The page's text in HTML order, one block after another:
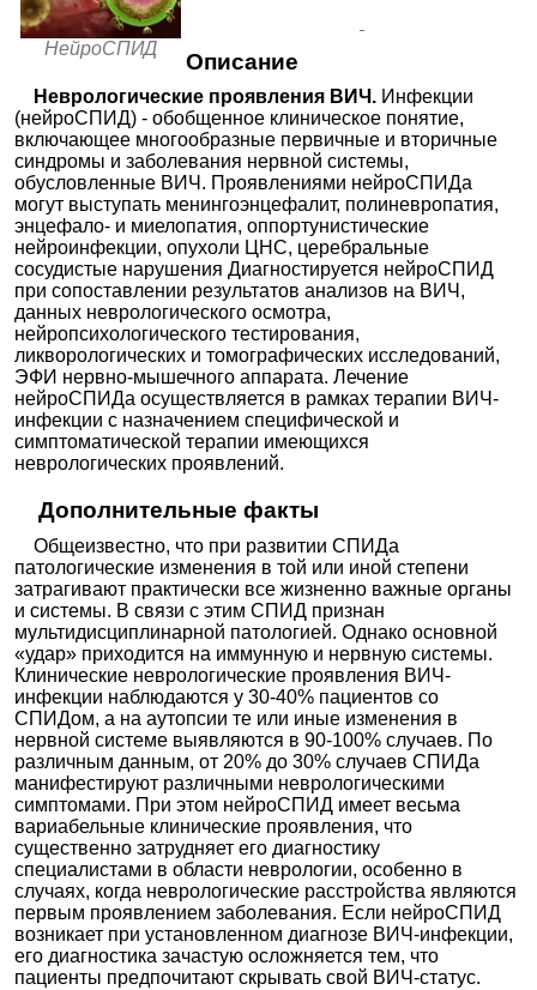
МЦ Звезда на
Чистопольской
Казань, ул. Чистопольская, д. 38
МЦ Yourmed в
Красногорске
Серпухов, ул. Авангардная, д. 3
+7(495..показать
от
12420₽
МЦ Аперто на Титова
Новосибирск, ул. Титова, д. 29/1
+7(383..показать
от
Запись
Клиника доктора
Бандуриной на
Измайловском б-ре
Москва, Измайловский б-р, д.
60/10
+7(499..показать
14450₽
Ещё 3278 клиник
НейроСПИД
Описание
Неврологические проявления ВИЧ. Инфекции
(нейроСПИД) - обобщенное клиническое понятие,
включающее многообразные первичные и вторичные
синдромы и заболевания нервной системы,
обусловленные ВИЧ. Проявлениями нейроСПИДа
могут выступать менингоэнцефалит, полиневропатия,
энцефало- и миелопатия, оппортунистические
нейроинфекции, опухоли ЦНС, церебральные
сосудистые нарушения Диагностируется нейроСПИД
при сопоставлении результатов анализов на ВИЧ,
данных неврологического осмотра,
нейропсихологического тестирования,
ликворологических и томографических исследований,
ЭФИ нервно-мышечного аппарата. Лечение
нейроСПИДа осуществляется в рамках терапии ВИЧ-
инфекции с назначением специфической и
симптоматической терапии имеющихся
неврологических проявлений.
Дополнительные факты
Общеизвестно, что при развитии СПИДа
патологические изменения в той или иной степени
затрагивают практически все жизненно важные органы
и системы. В связи с этим СПИД признан
мультидисциплинарной патологией. Однако основной
«удар» приходится на иммунную и нервную системы.
Клинические неврологические проявления ВИЧ-
инфекции наблюдаются у 30-40% пациентов со
СПИДом, а на аутопсии те или иные изменения в
нервной системе выявляются в 90-100% случаев. По
различным данным, от 20% до 30% случаев СПИДа
манифестируют различными неврологическими
симптомами. При этом нейроСПИД имеет весьма
вариабельные клинические проявления, что
существенно затрудняет его диагностику
специалистами в области неврологии, особенно в
случаях, когда неврологические расстройства являются
первым проявлением заболевания. Если нейроСПИД
возникает при установленном диагнозе ВИЧ-инфекции,
его диагностика зачастую осложняется тем, что
пациенты предпочитают скрывать свой ВИЧ-статус.